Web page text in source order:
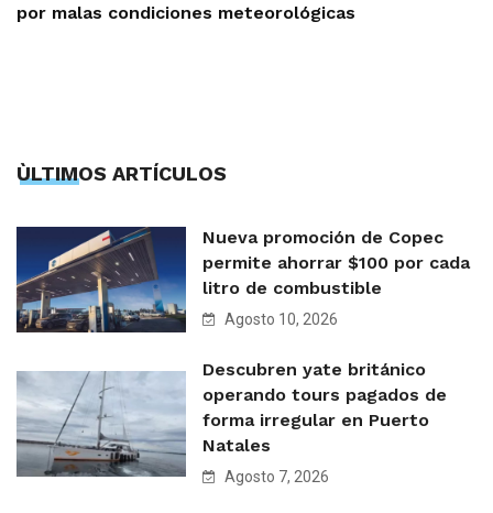
por malas condiciones meteorológicas
ÙLTIMOS ARTÍCULOS
Nueva promoción de Copec
permite ahorrar $100 por cada
litro de combustible
Agosto 10, 2026
Descubren yate británico
operando tours pagados de
forma irregular en Puerto
Natales
Agosto 7, 2026